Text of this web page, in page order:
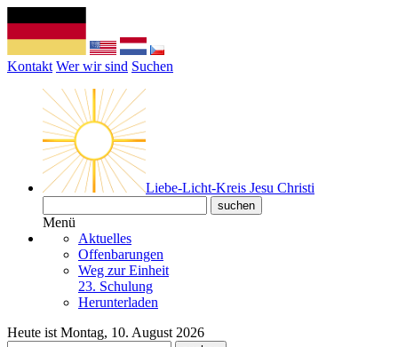
Kontakt Wer wir sind Suchen
Liebe-Licht-Kreis Jesu Christi
Menü
Aktuelles
Offenbarungen
Weg zur Einheit
23. Schulung
Herunterladen
Heute ist Montag, 10. August 2026